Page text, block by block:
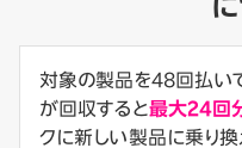
対象の製品を48回払い
が回収すると最大24回
クに新しい製品に乗り換